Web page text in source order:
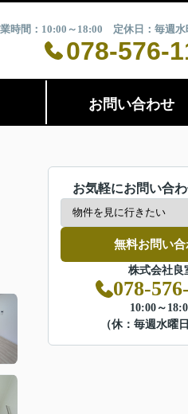
時間：10:00～18:00 定休日：毎週水
078-576-
お問い合わせ
お気軽にお問い合
無料お問い合
株式会社良
078-
10:00～
（休：毎週水曜